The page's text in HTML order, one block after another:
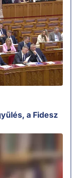
a Fidesz